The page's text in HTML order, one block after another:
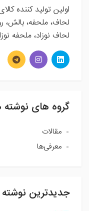
اولین تولید کننده
لحاف، ملحفه،
لحاف نوزاد، ملحفه
گروه های نوشته
مقالات
معرفی‌ها
جدیدترین